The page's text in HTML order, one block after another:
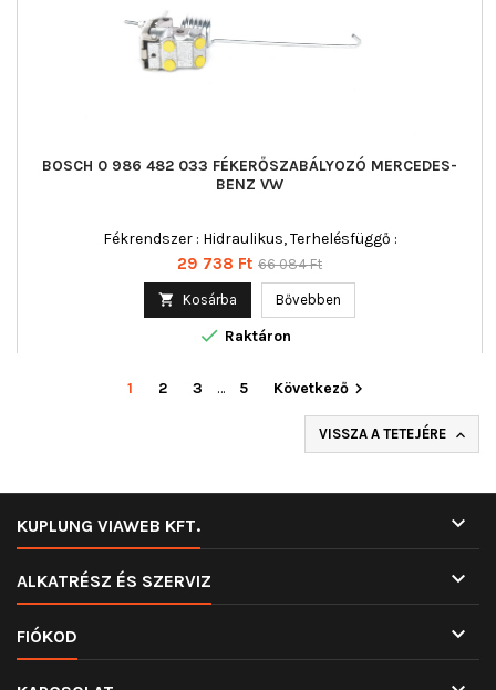
BOSCH 0 986 482 033 FÉKERŐSZABÁLYOZÓ MERCEDES-
BENZ VW
Fékrendszer : Hidraulikus, Terhelésfüggő :
Ár
29 738 Ft Normál
66 084 Ft
 Kosárba Bővebben
 Raktáron
1 2 3 … 5 Következő 
VISSZA A TETEJÉRE 
KUPLUNG VIAWEB KFT. 
ALKATRÉSZ ÉS SZERVIZ 
FIÓKOD 